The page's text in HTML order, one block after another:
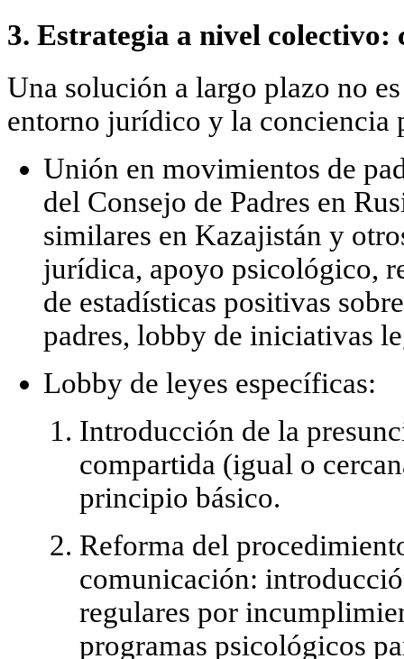
3. Estrategia a nivel colectivo:
Una solución a largo plazo no
entorno jurídico y la conciencia
Unión en movimientos de
del Consejo de Padres en
similares en Kazajistán y
jurídica, apoyo psicológico,
de estadísticas positivas
padres, lobby de iniciativas
Lobby de leyes específicas:
Introducción de la
compartida (igual o
principio básico.
Reforma del
comunicación:
regulares por
programas psicológicos